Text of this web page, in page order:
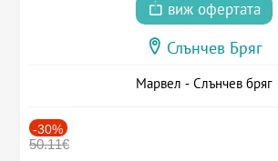
виж офертата
Слънчев Бряг
Марвел - Слънчев бряг
-30%
50.11€